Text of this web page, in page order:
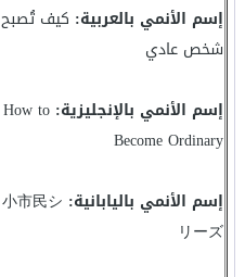
إسم الأنمي بالعربية: كيف تُصبح
شخص عادي
إسم الأنمي بالإنجليزية: How to
Become Ordinary
إسم الأنمي باليابانية: 小市民シ
リーズ